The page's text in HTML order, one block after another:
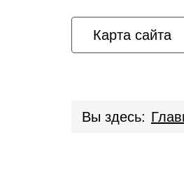
Карта сайта
Вы здесь: